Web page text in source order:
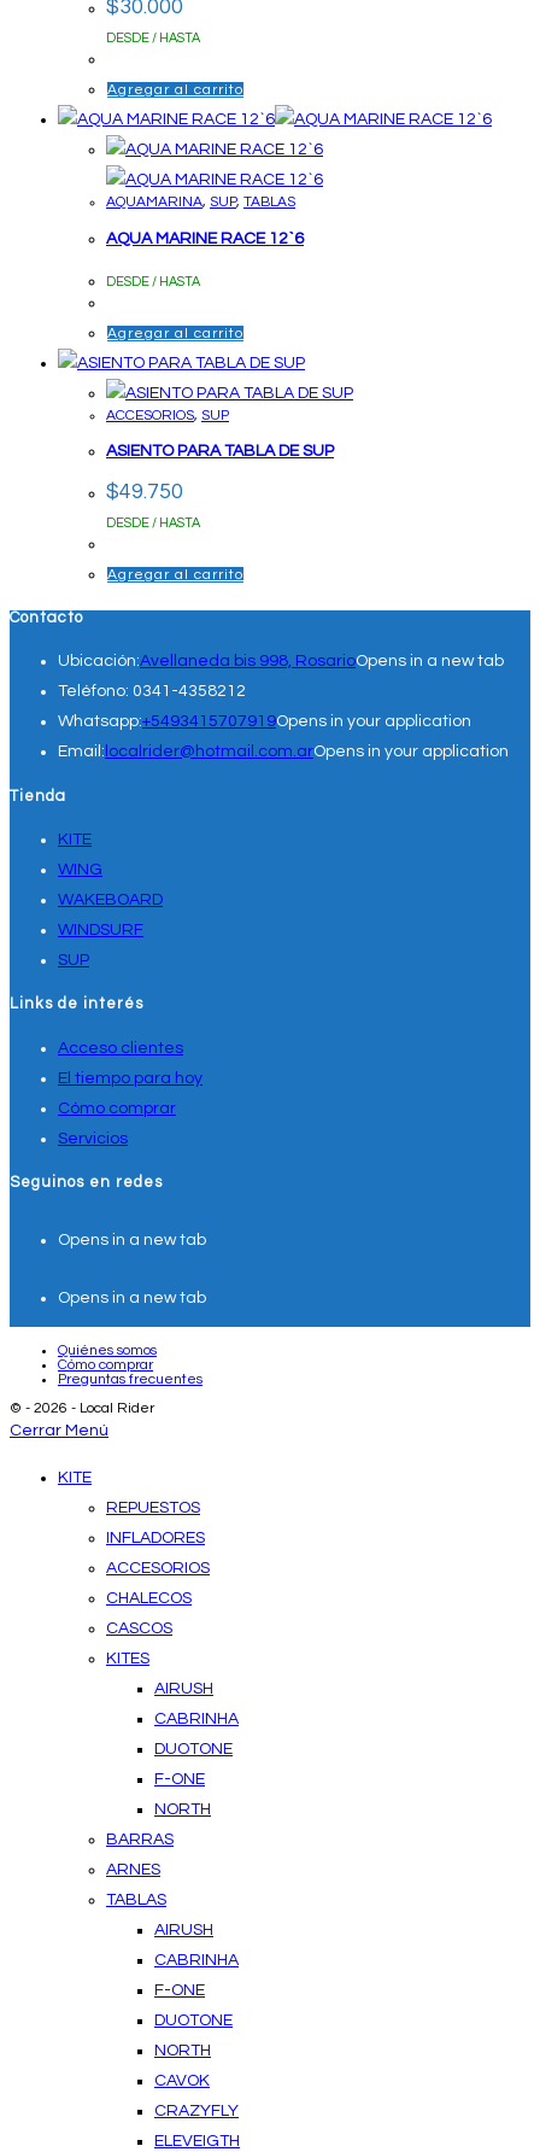
$30.000
DESDE / HASTA
Agregar al carrito
AQUAMARINA, SUP, TABLAS
AQUA MARINE RACE 12`6
DESDE / HASTA
Agregar al carrito
ACCESORIOS, SUP
ASIENTO PARA TABLA DE SUP
$49.750
DESDE / HASTA
Agregar al carrito
Contacto
Ubicación:Avellaneda bis 998, RosarioOpens in a new tab
Teléfono: 0341-4358212
Whatsapp:+5493415707919Opens in your application
Email: localrider@hotmail.com.arOpens in your application
Tienda
KITE
WING
WAKEBOARD
WINDSURF
SUP
Links de interés
Acceso clientes
El tiempo para hoy
Cómo comprar
Servicios
Seguinos en redes
Opens in a new tab
Opens in a new tab
Quiénes somos
Cómo comprar
Preguntas frecuentes
© - 2026 - Local Rider
Cerrar Menú
KITE
REPUESTOS
INFLADORES
ACCESORIOS
CHALECOS
CASCOS
KITES
AIRUSH
CABRINHA
DUOTONE
F-ONE
NORTH
BARRAS
ARNES
TABLAS
AIRUSH
CABRINHA
F-ONE
DUOTONE
NORTH
CAVOK
CRAZYFLY
ELEVEIGTH